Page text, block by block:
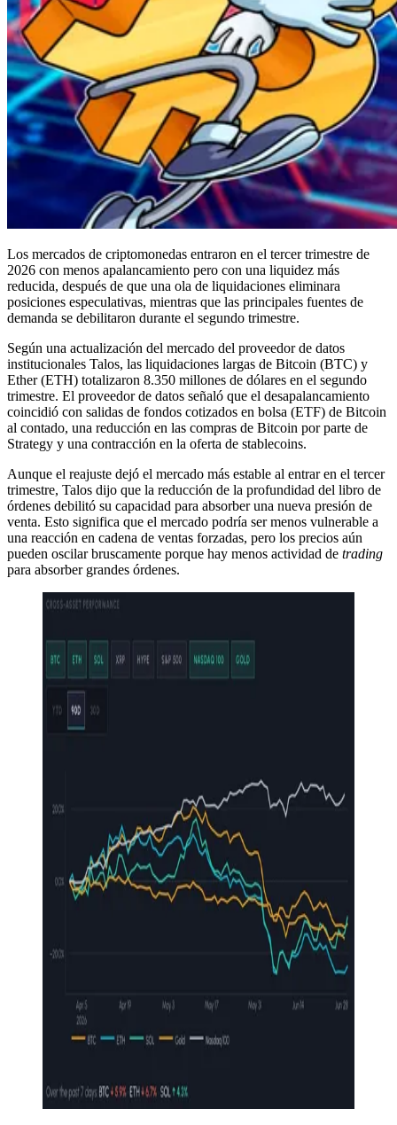
Los mercados de criptomonedas entraron en el tercer trimestre de
2026 con menos apalancamiento pero con una liquidez más
reducida, después de que una ola de liquidaciones eliminara
posiciones especulativas, mientras que las principales fuentes de
demanda se debilitaron durante el segundo trimestre.
Según una actualización del mercado del proveedor de datos
institucionales Talos, las liquidaciones largas de Bitcoin (BTC) y
Ether (ETH) totalizaron 8.350 millones de dólares en el segundo
trimestre. El proveedor de datos señaló que el desapalancamiento
coincidió con salidas de fondos cotizados en bolsa (ETF) de Bitcoin
al contado, una reducción en las compras de Bitcoin por parte de
Strategy y una contracción en la oferta de stablecoins.
Aunque el reajuste dejó el mercado más estable al entrar en el tercer
trimestre, Talos dijo que la reducción de la profundidad del libro de
órdenes debilitó su capacidad para absorber una nueva presión de
venta. Esto significa que el mercado podría ser menos vulnerable a
una reacción en cadena de ventas forzadas, pero los precios aún
pueden oscilar bruscamente porque hay menos actividad de trading
para absorber grandes órdenes.